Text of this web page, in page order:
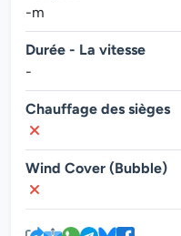
-m
Durée - La vitesse
-
Chauffage des sièges
Wind Cover (Bubble)